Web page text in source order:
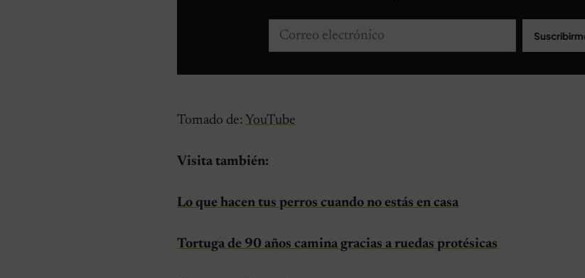
Correo electrónico
Tomado de: YouTube
Visita también:
Lo que hacen tus perros cuando no estás en casa
Tortuga de 90 años camina gracias a ruedas protésicas